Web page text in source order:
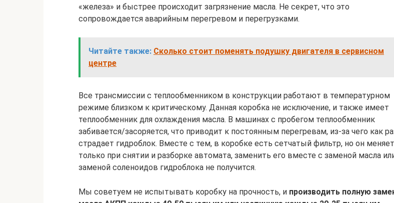
«железа» и быстрее происходит загрязнение масла. Не секрет, что это
сопровождается аварийным перегревом и перегрузками.
Читайте также: Сколько стоит поменять подушку двигателя в сервисном
центре
Все трансмиссии с теплообменником в конструкции работают в температурном
режиме близком к критическому. Данная коробка не исключение, и также имеет
теплообменник для охлаждения масла. В машинах с пробегом теплообменник
забивается/засоряется, что приводит к постоянным перегревам, из-за чего как
страдает гидроблок. Вместе с тем, в коробке есть сетчатый фильтр, но он
только при снятии и разборке автомата, заменить его вместе с заменой масла
заменой соленоидов гидроблока не получится.
Мы советуем не испытывать коробку на прочность, и производить полную